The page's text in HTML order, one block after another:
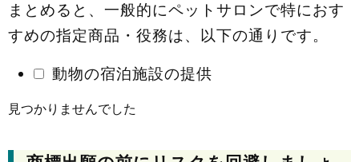
まとめると、一般的にペットサロンで特におす
すめの指定商品・役務は、以下の通りです。
動物の宿泊施設の提供
見つかりませんでした